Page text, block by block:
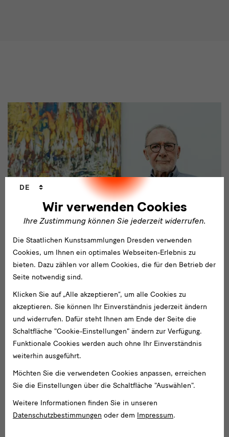
Biografie
Gerhard Richter
und 21. Jahrhunderts. Sein Werk umfasst einen Zeitraum von
nahezu fünf Jahrzehnten.
Aus unserer Online Collection
Wir verwenden Cookies
Ihre Zustimmung können Sie jederzeit widerrufen.
DE
Die Staatlichen Kunstsammlungen Dresden verwenden
Cookies, um Ihnen ein optimales Webseiten-Erlebnis zu
bieten. Dazu zählen vor allem Cookies, die für den Betrieb der
Seite notwendig sind.
Klicken Sie auf „Alle akzeptieren“, um alle Cookies zu
akzeptieren. Sie können Ihr Einverständnis jederzeit ändern
und widerrufen. Dafür steht Ihnen am Ende der Seite die
Schaltfläche "Cookie-Einstellungen" ändern zur Verfügung.
Funktionale Cookies werden auch ohne Ihr Einverständnis
weiterhin ausgeführt.
Möchten Sie die verwendeten Cookies anpassen, erreichen
Sie die Einstellungen über die Schaltfläche "Auswählen".
Weitere Informationen finden Sie in unseren
Datenschutzbestimmungen oder dem Impressum.